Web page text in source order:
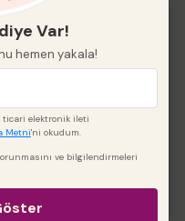
Var!
hemen yakala!
ticari elektronik ileti
Metni'ni okudum.
ve bilgilendirmeleri